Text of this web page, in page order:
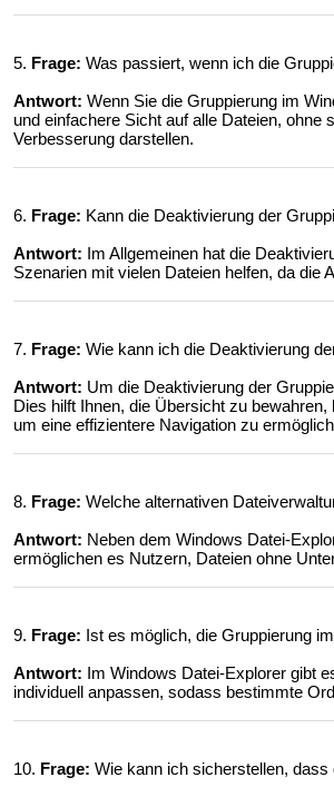
5. Frage: Was passiert, wenn ich die
Antwort: Wenn Sie die Gruppierung im
und einfachere Sicht auf alle Dateien,
Verbesserung darstellen.
6. Frage: Kann die Deaktivierung der
Antwort: Im Allgemeinen hat die
Szenarien mit vielen Dateien helfen, da die
7. Frage: Wie kann ich die Deaktivierung
Antwort: Um die Deaktivierung der
Dies hilft Ihnen, die Übersicht zu
um eine effizientere Navigation zu
8. Frage: Welche alternativen
Antwort: Neben dem Windows Datei-
ermöglichen es Nutzern, Dateien ohne
9. Frage: Ist es möglich, die Gruppierung
Antwort: Im Windows Datei-Explorer gibt
individuell anpassen, sodass bestimmte
10. Frage: Wie kann ich sicherstellen,